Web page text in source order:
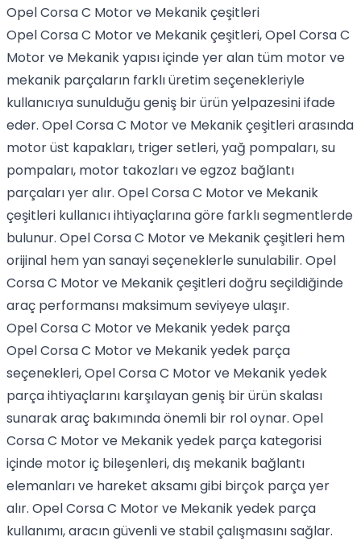
Opel Corsa C Motor ve Mekanik çeşitleri
Opel Corsa C Motor ve Mekanik çeşitleri, Opel Corsa C
Motor ve Mekanik yapısı içinde yer alan tüm motor ve
mekanik parçaların farklı üretim seçenekleriyle
kullanıcıya sunulduğu geniş bir ürün yelpazesini ifade
eder. Opel Corsa C Motor ve Mekanik çeşitleri arasında
motor üst kapakları, triger setleri, yağ pompaları, su
pompaları, motor takozları ve egzoz bağlantı
parçaları yer alır. Opel Corsa C Motor ve Mekanik
çeşitleri kullanıcı ihtiyaçlarına göre farklı segmentlerde
bulunur. Opel Corsa C Motor ve Mekanik çeşitleri hem
orijinal hem yan sanayi seçeneklerle sunulabilir. Opel
Corsa C Motor ve Mekanik çeşitleri doğru seçildiğinde
araç performansı maksimum seviyeye ulaşır.
Opel Corsa C Motor ve Mekanik yedek parça
Opel Corsa C Motor ve Mekanik yedek parça
seçenekleri, Opel Corsa C Motor ve Mekanik yedek
parça ihtiyaçlarını karşılayan geniş bir ürün skalası
sunarak araç bakımında önemli bir rol oynar. Opel
Corsa C Motor ve Mekanik yedek parça kategorisi
içinde motor iç bileşenleri, dış mekanik bağlantı
elemanları ve hareket aksamı gibi birçok parça yer
alır. Opel Corsa C Motor ve Mekanik yedek parça
kullanımı, aracın güvenli ve stabil çalışmasını sağlar.